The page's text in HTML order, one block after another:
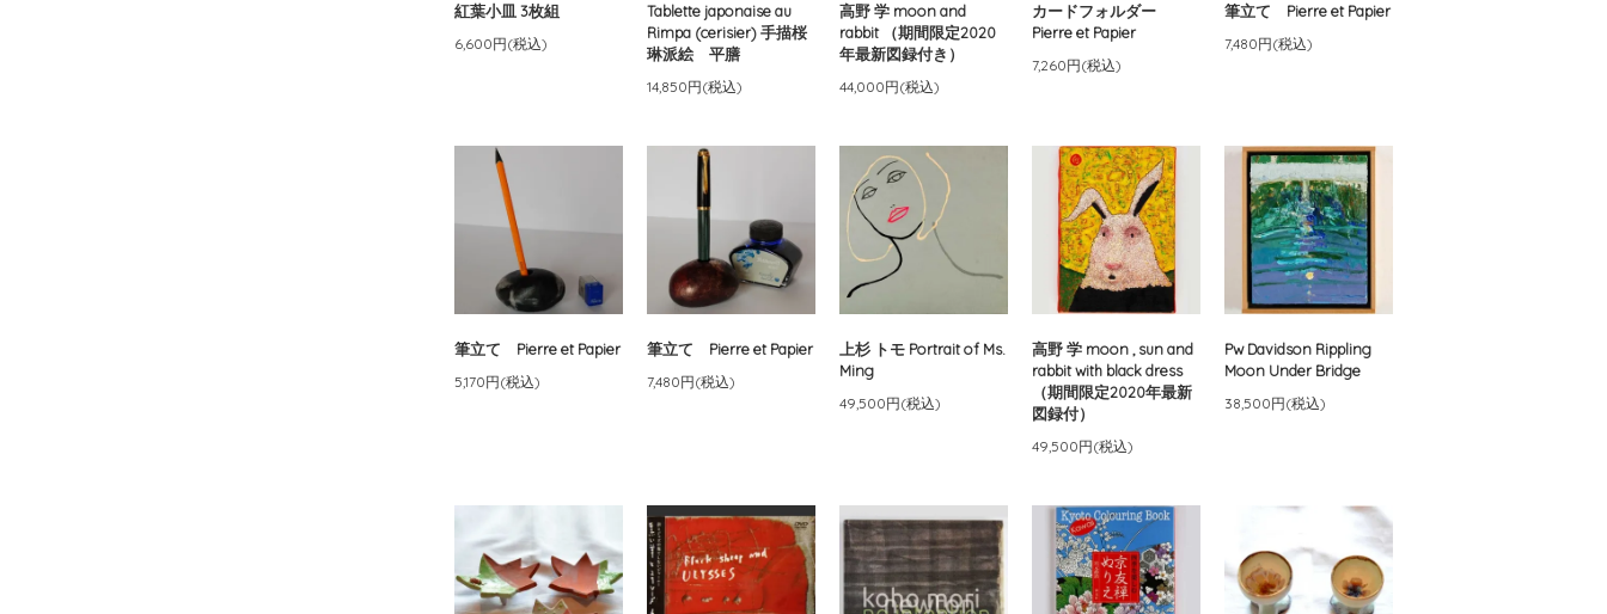
紅葉小皿 3枚組
6,600円(税込)
Tablette japonaise au
Rimpa (cerisier) 手描桜
琳派絵 平膳
14,850円(税込)
高野 学 moon and
rabbit （期間限定2020
年最新図録付き）
44,000円(税込)
カードフォルダー
Pierre et Papier
7,260円(税込)
筆立て Pierre et Papier
7,480円(税込)
筆立て Pierre et Papier
5,170円(税込)
筆立て Pierre et Papier
7,480円(税込)
上杉 トモ Portrait of Ms.
Ming
49,500円(税込)
高野 学 moon , sun and
rabbit with black dress
（期間限定2020年最新
図録付）
49,500円(税込)
Pw Davidson Rippling
Moon Under Bridge
38,500円(税込)